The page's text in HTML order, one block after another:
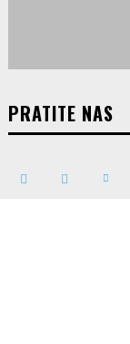
PRATITE NAS